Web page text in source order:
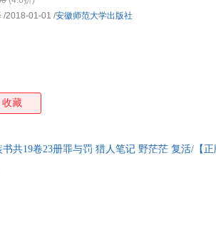
/2018-01-01 /安徽师范大学出版社
收藏
共19卷23册罪与罚 猎人笔记 野茫茫 复活/【